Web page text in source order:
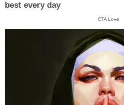
best every day
CTA Love